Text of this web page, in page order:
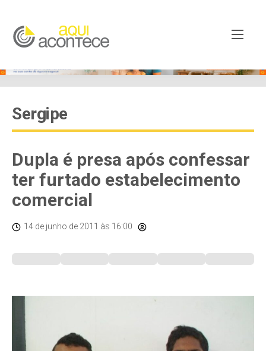
Sergipe
Dupla é presa após confessar
ter furtado estabelecimento
comercial
14 de junho de 2011 às 16:00